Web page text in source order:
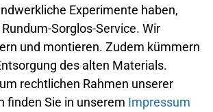
Experimente haben,
Sorglos-Service. Wir
und montieren. Zudem kümmern
des alten Materials.
rechtlichen Rahmen unserer
finden Sie in unserem Impressum